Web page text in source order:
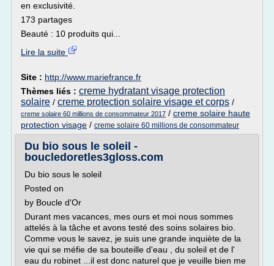
en exclusivité.
173 partages
Beauté : 10 produits qui...
Lire la suite
Site : http://www.mariefrance.fr
Thèmes liés : creme hydratant visage protection
solaire / creme protection solaire visage et corps /
creme solaire 60 millions de consommateur 2017 / creme solaire haute
protection visage / creme solaire 60 millions de consommateur
Du bio sous le soleil -
boucledoretles3gloss.com
Du bio sous le soleil
Posted on
by Boucle d'Or
Durant mes vacances, mes ours et moi nous sommes
attelés à la tâche et avons testé des soins solaires bio.
Comme vous le savez, je suis une grande inquiète de la
vie qui se méfie de sa bouteille d'eau , du soleil et de l'
eau du robinet ...il est donc naturel que je veuille bien me